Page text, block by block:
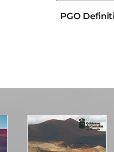
PGO